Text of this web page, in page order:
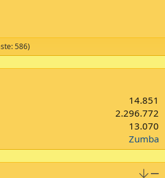
586)
14.851
2.296.772
13.070
Zumba